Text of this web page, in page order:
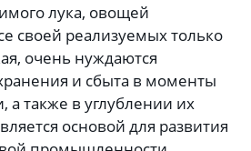
лука, овощей
своей реализуемых только
очень нуждаются
и сбыта в моменты
а также в углублении их
основой для развития